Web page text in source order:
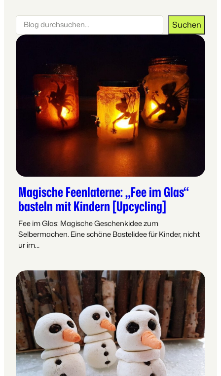
Suchen Suchen
Magische Feenlaterne: „Fee im Glas“
basteln mit Kindern [Upcycling]
Fee im Glas: Magische Geschenkidee zum
Selbermachen. Eine schöne Bastelidee für Kinder, nicht
ur im…